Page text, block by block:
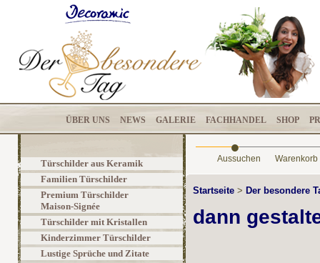
ÜBER UNS NEWS GALERIE FACHHANDEL SHOP
Türschilder aus Keramik
Familien Türschilder
Premium Türschilder
Maison-Signée
Türschilder mit Kristallen
Kinderzimmer Türschilder
Lustige Sprüche und Zitate
•
Aussuchen Warenkorb
Startseite > Der besondere
dann